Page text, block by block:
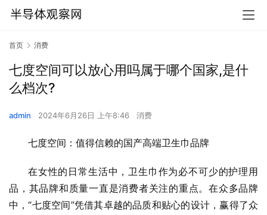
首页 消费
七度空间可以放心用吗属于哪个国家,是什
么档次?
admin 2024年6月26日 上午8:46 消费
七度空间：值得信赖的国产高端卫生巾品牌
在女性的日常生活中，卫生巾作为必不可少的护理用
品，其品牌和质量一直是消费者关注的重点。在众多品牌
中，“七度空间”凭借其卓越的品质和贴心的设计，赢得了众